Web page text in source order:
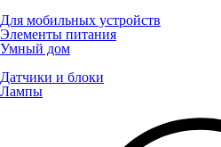
Для мобильных устройств
Элементы питания
Умный дом
Датчики и блоки
Лампы